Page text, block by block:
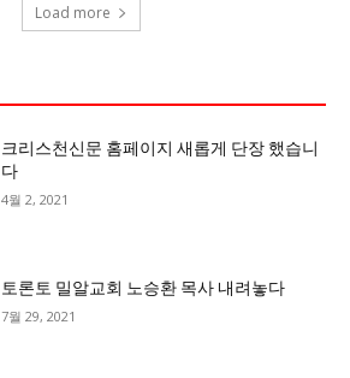
Load more
크리스천신문 홈페이지 새롭게 단장 했습니
다
4월 2, 2021
토론토 밀알교회 노승환 목사 내려놓다
7월 29, 2021